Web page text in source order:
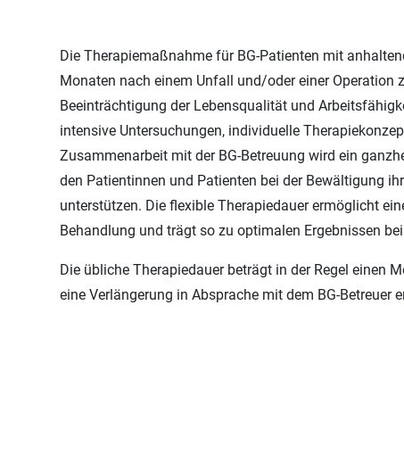
Die Therapiemaßnahme für BG-Patienten mit
Monaten nach einem Unfall und/oder einer Operation
Beeinträchtigung der Lebensqualität und
intensive Untersuchungen, individuelle
Zusammenarbeit mit der BG-Betreuung wird ein
den Patientinnen und Patienten bei der Bewältigung
unterstützen. Die flexible Therapiedauer ermöglicht
Behandlung und trägt so zu optimalen Ergebnissen
Die übliche Therapiedauer beträgt in der Regel einen
eine Verlängerung in Absprache mit dem BG-Betreuer